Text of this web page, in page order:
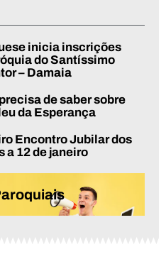
inicia inscrições
do Santíssimo
– Damaia
de saber sobre
da Esperança
Encontro Jubilar dos
a 12 de janeiro